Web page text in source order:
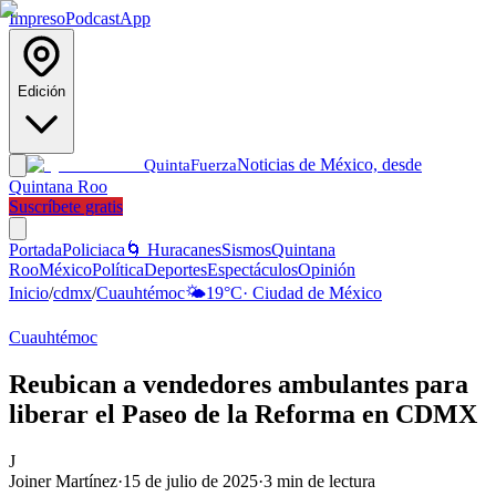
ImpresoPodcastApp
Edición
QuintaFuerzaNoticias de México, desde
Quintana Roo
Suscríbete gratis
PortadaPoliciaca 🌀 HuracanesSismosQuintana
RooMéxicoPolíticaDeportesEspectáculosOpinión
Inicio/cdmx/Cuauhtémoc🌤️19°C· Ciudad de México
Cuauhtémoc
Reubican a vendedores ambulantes para
liberar el Paseo de la Reforma en CDMX
J
Joiner Martínez·15 de julio de 2025·3 min de lectura